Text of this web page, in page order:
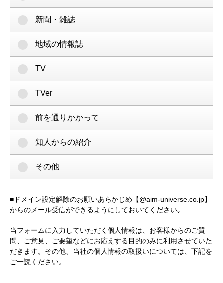
新聞・雑誌
地域の情報誌
TV
TVer
前を通りかかって
知人からの紹介
その他
■ドメイン設定解除のお願いあらかじめ【@aim-universe.co.jp】
からのメール受信ができるようにしておいてください｡
当フォームに入力していただく個人情報は、お客様からのご質
問、ご意見、ご要望などにお応えする目的のみに利用させていた
だきます。その他、当社の個人情報の取扱いについては、下記を
ご一読ください。